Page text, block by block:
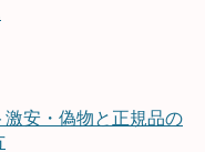
激安・偽物と正規品の